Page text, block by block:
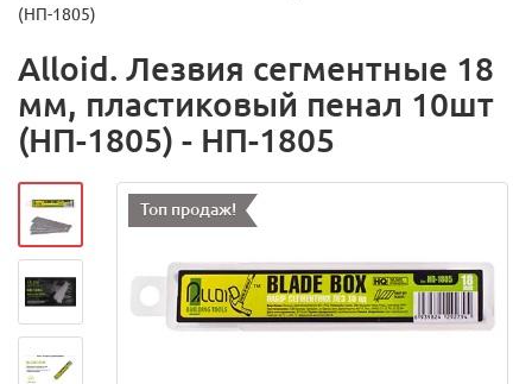
(НП-1805)
Alloid. Лезвия сегментные 18
мм, пластиковый пенал 10шт
(НП-1805) - НП-1805
Топ продаж!